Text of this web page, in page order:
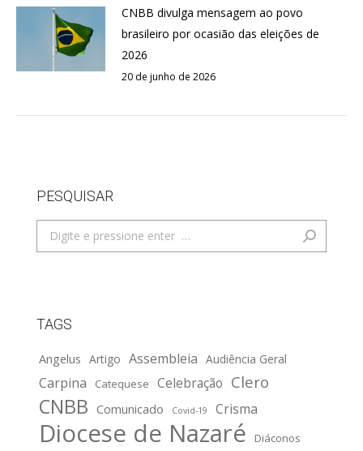
CNBB divulga mensagem ao povo
brasileiro por ocasião das eleições de
2026
20 de junho de 2026
PESQUISAR
Search:
TAGS
Angelus Artigo Assembleia Audiência Geral
Carpina Catequese Celebração Clero
CNBB Comunicado Covid-19 Crisma
Diocese de Nazaré
Diáconos